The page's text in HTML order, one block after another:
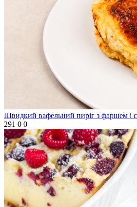
Швидкий вафельний пиріг з фаршем і
291 0 0